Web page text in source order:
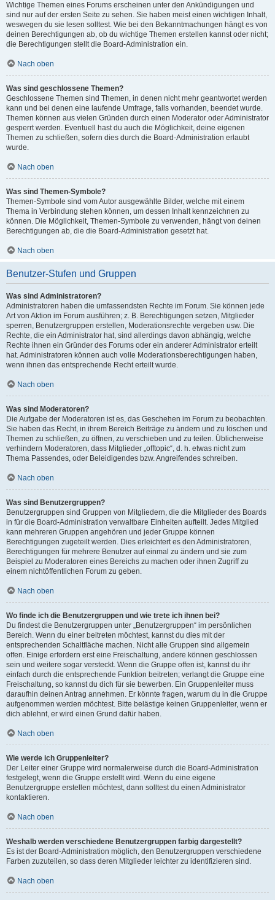
Wichtige Themen eines Forums erscheinen unter den Ankündigungen und
sind nur auf der ersten Seite zu sehen. Sie haben meist einen wichtigen Inhalt,
weswegen du sie lesen solltest. Wie bei den Bekanntmachungen hängt es von
deinen Berechtigungen ab, ob du wichtige Themen erstellen kannst oder nicht;
die Berechtigungen stellt die Board-Administration ein.
Nach oben
Was sind geschlossene Themen?
Geschlossene Themen sind Themen, in denen nicht mehr geantwortet werden
kann und bei denen eine laufende Umfrage, falls vorhanden, beendet wurde.
Themen können aus vielen Gründen durch einen Moderator oder Administrator
gesperrt werden. Eventuell hast du auch die Möglichkeit, deine eigenen
Themen zu schließen, sofern dies durch die Board-Administration erlaubt
wurde.
Nach oben
Was sind Themen-Symbole?
Themen-Symbole sind vom Autor ausgewählte Bilder, welche mit einem
Thema in Verbindung stehen können, um dessen Inhalt kennzeichnen zu
können. Die Möglichkeit, Themen-Symbole zu verwenden, hängt von deinen
Berechtigungen ab, die die Board-Administration gesetzt hat.
Nach oben
Benutzer-Stufen und Gruppen
Was sind Administratoren?
Administratoren haben die umfassendsten Rechte im Forum. Sie können jede
Art von Aktion im Forum ausführen; z. B. Berechtigungen setzen, Mitglieder
sperren, Benutzergruppen erstellen, Moderationsrechte vergeben usw. Die
Rechte, die ein Administrator hat, sind allerdings davon abhängig, welche
Rechte ihnen ein Gründer des Forums oder ein anderer Administrator erteilt
hat. Administratoren können auch volle Moderationsberechtigungen haben,
wenn ihnen das entsprechende Recht erteilt wurde.
Nach oben
Was sind Moderatoren?
Die Aufgabe der Moderatoren ist es, das Geschehen im Forum zu beobachten.
Sie haben das Recht, in ihrem Bereich Beiträge zu ändern und zu löschen und
Themen zu schließen, zu öffnen, zu verschieben und zu teilen. Üblicherweise
verhindern Moderatoren, dass Mitglieder „offtopic“, d. h. etwas nicht zum
Thema Passendes, oder Beleidigendes bzw. Angreifendes schreiben.
Nach oben
Was sind Benutzergruppen?
Benutzergruppen sind Gruppen von Mitgliedern, die die Mitglieder des Boards
in für die Board-Administration verwaltbare Einheiten aufteilt. Jedes Mitglied
kann mehreren Gruppen angehören und jeder Gruppe können
Berechtigungen zugeteilt werden. Dies erleichtert es den Administratoren,
Berechtigungen für mehrere Benutzer auf einmal zu ändern und sie zum
Beispiel zu Moderatoren eines Bereichs zu machen oder ihnen Zugriff zu
einem nichtöffentlichen Forum zu geben.
Nach oben
Wo finde ich die Benutzergruppen und wie trete ich ihnen bei?
Du findest die Benutzergruppen unter „Benutzergruppen“ im persönlichen
Bereich. Wenn du einer beitreten möchtest, kannst du dies mit der
entsprechenden Schaltfläche machen. Nicht alle Gruppen sind allgemein
offen. Einige erfordern erst eine Freischaltung, andere können geschlossen
sein und weitere sogar versteckt. Wenn die Gruppe offen ist, kannst du ihr
einfach durch die entsprechende Funktion beitreten; verlangt die Gruppe eine
Freischaltung, so kannst du dich für sie bewerben. Ein Gruppenleiter muss
daraufhin deinen Antrag annehmen. Er könnte fragen, warum du in die Gruppe
aufgenommen werden möchtest. Bitte belästige keinen Gruppenleiter, wenn er
dich ablehnt, er wird einen Grund dafür haben.
Nach oben
Wie werde ich Gruppenleiter?
Der Leiter einer Gruppe wird normalerweise durch die Board-Administration
festgelegt, wenn die Gruppe erstellt wird. Wenn du eine eigene
Benutzergruppe erstellen möchtest, dann solltest du einen Administrator
kontaktieren.
Nach oben
Weshalb werden verschiedene Benutzergruppen farbig dargestellt?
Es ist der Board-Administration möglich, den Benutzergruppen verschiedene
Farben zuzuteilen, so dass deren Mitglieder leichter zu identifizieren sind.
Nach oben